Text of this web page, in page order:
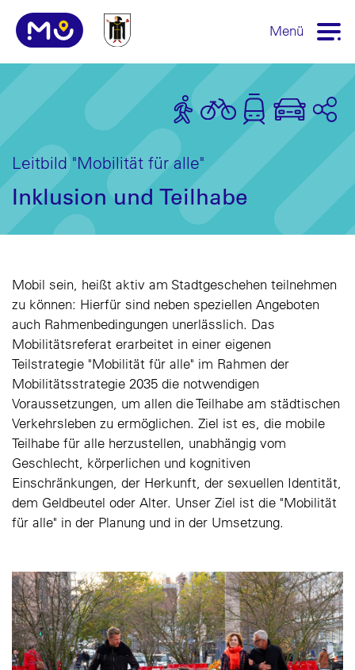
Menü
Leitbild "Mobilität für alle"
Inklusion und Teilhabe
Mobil sein, heißt aktiv am Stadtgeschehen teilnehmen
zu können: Hierfür sind neben speziellen Angeboten
auch Rahmenbedingungen unerlässlich. Das
Mobilitätsreferat erarbeitet in einer eigenen
Teilstrategie "Mobilität für alle" im Rahmen der
Mobilitätsstrategie 2035 die notwendigen
Voraussetzungen, um allen die Teilhabe am städtischen
Verkehrsleben zu ermöglichen. Ziel ist es, die mobile
Teilhabe für alle herzustellen, unabhängig vom
Geschlecht, körperlichen und kognitiven
Einschränkungen, der Herkunft, der sexuellen Identität,
dem Geldbeutel oder Alter. Unser Ziel ist die "Mobilität
für alle" in der Planung und in der Umsetzung.